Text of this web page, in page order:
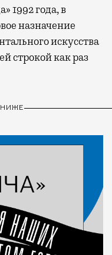
1992 года, в
назначение
искусства
строкой как раз
НИЖЕ